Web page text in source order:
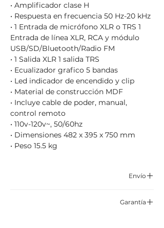
• Amplificador clase H
• Respuesta en frecuencia 50 Hz-20 kHz
• 1 Entrada de micrófono XLR o TRS 1
Entrada de línea XLR, RCA y módulo
USB/SD/Bluetooth/Radio FM
• 1 Salida XLR 1 salida TRS
• Ecualizador grafico 5 bandas
• Led indicador de encendido y clip
• Material de construcción MDF
• Incluye cable de poder, manual,
control remoto
• 110v-120v~, 50/60hz
• Dimensiones 482 x 395 x 750 mm
• Peso 15.5 kg
Envío
asegurado TCC, Servientrega o Envía.
Garantía